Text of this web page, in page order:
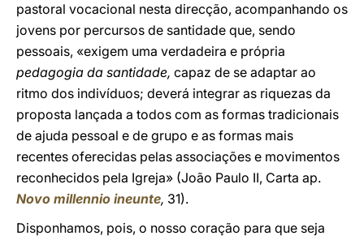
pastoral vocacional nesta direcção, acompanhando os
jovens por percursos de santidade que, sendo
pessoais, «exigem uma verdadeira e própria
pedagogia da santidade, capaz de se adaptar ao
ritmo dos indivíduos; deverá integrar as riquezas da
proposta lançada a todos com as formas tradicionais
de ajuda pessoal e de grupo e as formas mais
recentes oferecidas pelas associações e movimentos
reconhecidos pela Igreja» (João Paulo II, Carta ap.
Novo millennio ineunte, 31).
Disponhamos, pois, o nosso coração para que seja